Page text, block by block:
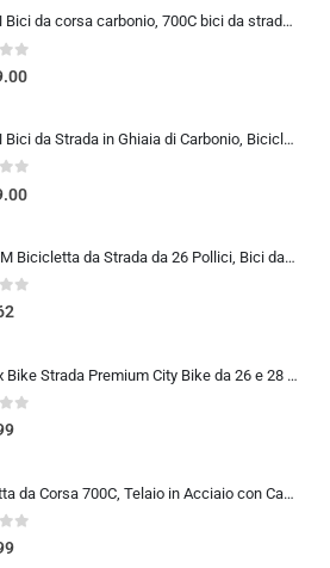
KABON Bici da corsa carbonio, 700C bici da strada T800 Completamente carbonio con Shimano 105 R7000 22 velocità 8.1 KG Leg…
5
KABON Bici da Strada in Ghiaia di Carbonio, Bicicletta con Telaio in Fibra di Carbonio T800 con Bicicletta da Corsa con Fr…
5
ALQPPM Bicicletta da Strada da 26 Pollici, Bici da 24 Velocità, Freno a Doppio Disco, Telaio in Acciaio ad Alto Tenore Di …
5
Chillaxx Bike Strada Premium City Bike da 26 e 28 pollici, bicicletta per ragazze, ragazzi, uomini e donne, cambio a 21 ma…
5
Bicicletta da Corsa 700C, Telaio in Acciaio con Cambio a 24/27/30 Marce, Bicicletta da Strada per Uomo Donna, Bici da Stra…
5